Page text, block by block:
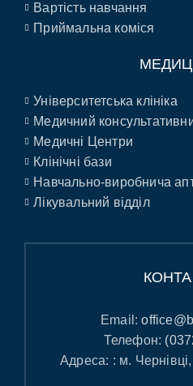
Вартість навчання
Приймальна коміся
Університетська клініка
Медичний
Медичні Центри
Клінічні бази
Навчально-виробнича
Лікувальний відділ
Email:
Телефон:
Адреса: : м.